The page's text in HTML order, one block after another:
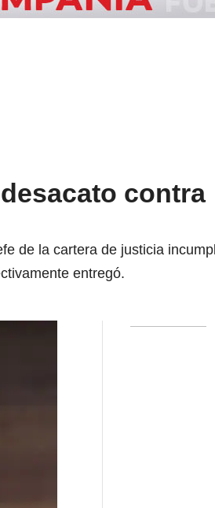
contra
de la cartera de justicia
entregó.